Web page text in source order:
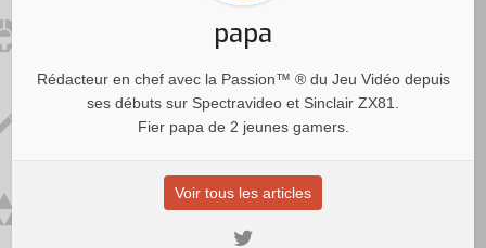
papa
Rédacteur en chef avec la Passion™ ® du Jeu Vidéo depuis
ses débuts sur Spectravideo et Sinclair ZX81.
Fier papa de 2 jeunes gamers.
Voir tous les articles